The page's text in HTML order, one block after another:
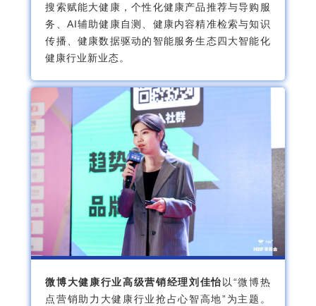
搜索赋能大健康，个性化健康产品推荐与导购服
务、AI辅助健康自测、健康内容精准检索与知识
传播、健康数据驱动的智能服务生态四大智能化
健康行业新业态。
微博大健康行业高级营销经理刘佳怡 以“微博热
点营销助力大健康行业抢占心智高地”为主题。